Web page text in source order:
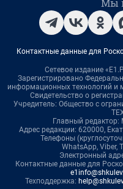
Мы
Контактные данные для
Сетевое издание
Зарегистрировано
информационных технологий и
Свидетельство о
Учредитель: Общество с
Главный
Адрес редакции: 620000,
Телефоны
WhatsApp, Viber,
Электронный
Контактные данные для
Техподдержка: